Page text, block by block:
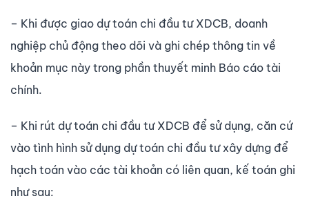
– Khi được giao dự toán chi đầu tư XDCB, doanh
nghiệp chủ động theo dõi và ghi chép thông tin về
khoản mục này trong phần thuyết minh Báo cáo tài
chính.
– Khi rút dự toán chi đầu tư XDCB để sử dụng, căn cứ
vào tình hình sử dụng dự toán chi đầu tư xây dựng để
hạch toán vào các tài khoản có liên quan, kế toán ghi
như sau: